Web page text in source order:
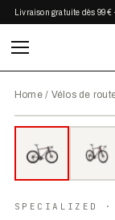
Livraison gratuite dès 99
Home/ Vélos de
SPECIALIZED ·